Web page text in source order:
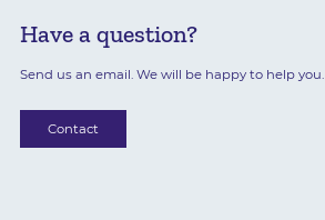
Have a question?
Send us an email. We will be happy to help you.
Contact